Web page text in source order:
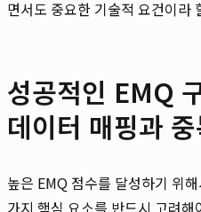
면서도 중요한 기술적 요건이라
성공적인 EMQ
데이터 매핑과
높은 EMQ 점수를 달성하기 위
가지 핵심 요소를 반드시 고려